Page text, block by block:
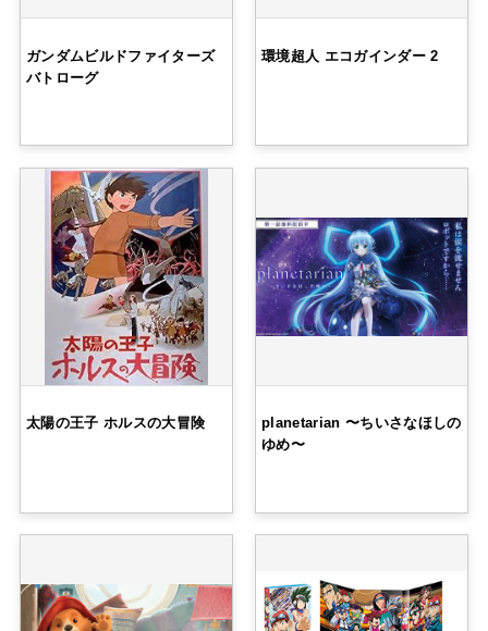
ガンダムビルドファイターズ
バトローグ
環境超人 エコガインダー 2
太陽の王子 ホルスの大冒険
planetarian 〜ちいさなほしの
ゆめ〜